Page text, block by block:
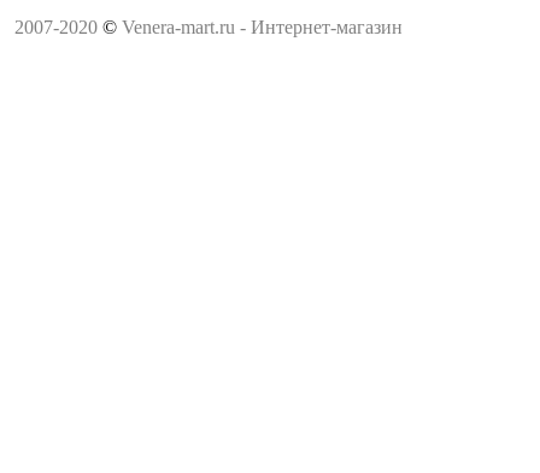
2007-2020 © Venera-mart.ru - Интернет-магазин